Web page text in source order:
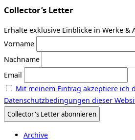
Collector’s Letter
Erhalte exklusive Einblicke in Werke &
Vorname
Nachname
Email
Mit meinem Eintrag akzeptiere ich
Datenschutzbedingungen dieser
Archive